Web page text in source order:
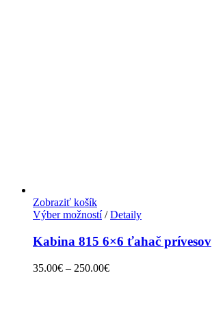
Zobraziť košík
Výber možností/ Detaily
Kabina 815 6×6 ťahač prívesov
35.00€ – 250.00€